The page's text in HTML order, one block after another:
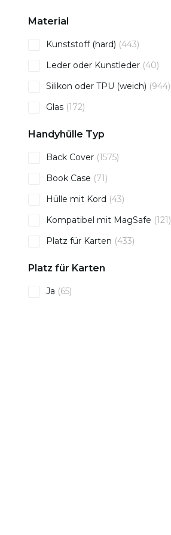
Material
Kunststoff (hard) (443)
Leder oder Kunstleder (40)
Silikon oder TPU (weich) (944)
Glas (172)
Handyhülle Typ
Back Cover (1575)
Book Case (71)
Hülle mit Kord (43)
Kompatibel mit MagSafe (121)
Platz für Karten (433)
Platz für Karten
Ja (65)